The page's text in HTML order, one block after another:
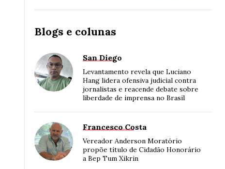
Blogs e colunas
San Diego
Levantamento revela que Luciano
Hang lidera ofensiva judicial contra
jornalistas e reacende debate sobre
liberdade de imprensa no Brasil
Francesco Costa
Vereador Anderson Moratório
propõe título de Cidadão Honorário
a Bep Tum Xikrin